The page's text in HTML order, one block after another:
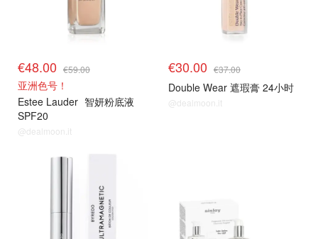
€48.00 €59.00
亚洲色号！
Estee Lauder 智妍粉底液
SPF20
@dealmoon.it
€30.00 €37.00
Double Wear 遮瑕膏 24小时
@dealmoon.it